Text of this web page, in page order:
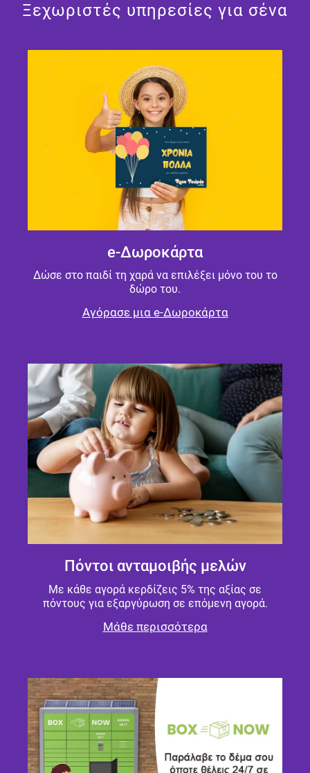
Ξεχωριστές υπηρεσίες για σένα
e-Δωροκάρτα
Δώσε στο παιδί τη χαρά να επιλέξει μόνο του το
δώρο του.
Αγόρασε μια e-Δωροκάρτα
Πόντοι ανταμοιβής μελών
Με κάθε αγορά κερδίζεις 5% της αξίας σε
πόντους για εξαργύρωση σε επόμενη αγορά.
Μάθε περισσότερα